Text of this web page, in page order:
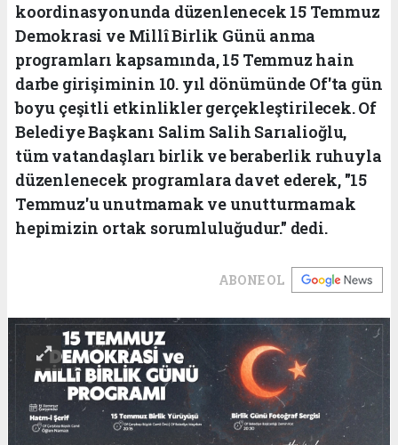
koordinasyonunda düzenlenecek 15 Temmuz
Demokrasi ve Millî Birlik Günü anma
programları kapsamında, 15 Temmuz hain
darbe girişiminin 10. yıl dönümünde Of'ta gün
boyu çeşitli etkinlikler gerçekleştirilecek. Of
Belediye Başkanı Salim Salih Sarıalioğlu,
tüm vatandaşları birlik ve beraberlik ruhuyla
düzenlenecek programlara davet ederek, "15
Temmuz'u unutmamak ve unutturmamak
hepimizin ortak sorumluluğudur." dedi.
ABONE OL